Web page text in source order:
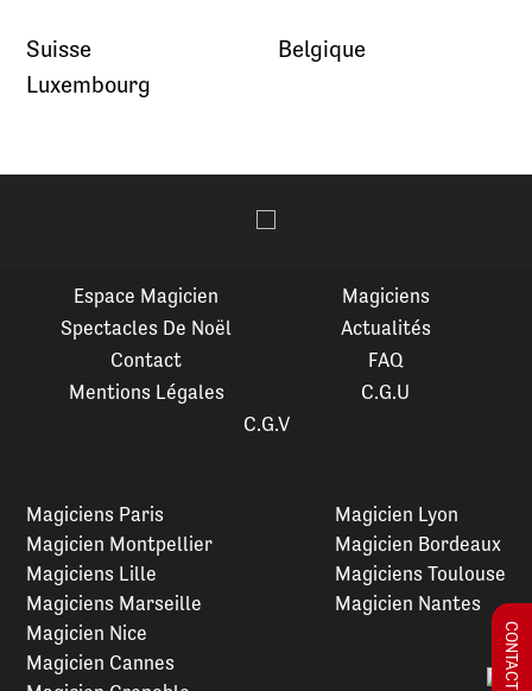
Suisse
Luxembourg
Belgique
Espace Magicien
Magiciens
Spectacles De Noël
Actualités
Contact
FAQ
Mentions Légales
C.G.U
C.G.V
Magiciens Paris
Magicien Montpellier
Magiciens Lille
Magiciens Marseille
Magicien Lyon
Magicien Bordeaux
Magiciens Toulouse
Magicien Nantes
Magicien Nice
Magicien Cannes